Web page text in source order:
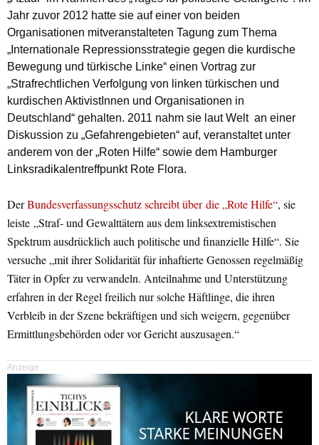
Jahr zuvor 2012 hatte sie auf einer von beiden
Organisationen mitveranstalteten Tagung zum Thema
„Internationale Repressionsstrategie gegen die kurdische
Bewegung und türkische Linke“ einen Vortrag zur
„Strafrechtlichen Verfolgung von linken türkischen und
kurdischen AktivistInnen und Organisationen in
Deutschland“ gehalten. 2011 nahm sie lautWeltan einer
Diskussion zu „Gefahrengebieten“ auf, veranstaltet unter
anderem von der „Roten Hilfe“ sowie dem Hamburger
Linksradikalentreffpunkt Rote Flora.
DerBundesverfassungsschutz schreibt über die „Rote Hilfe“, sie
leiste „Straf- und Gewalttätern aus dem linksextremistischen
Spektrum ausdrücklich auch politische und finanzielle Hilfe“. Sie
versuche „mit ihrer Solidarität für inhaftierte Genossen regelmäßig
Täter in Opfer zu verwandeln. Anteilnahme und Unterstützung
erfahren in der Regel freilich nur solche Häftlinge, die ihren
Verbleib in der Szene bekräftigen und sich weigern, gegenüber
Ermittlungsbehörden oder vor Gericht auszusagen.“
Anzeige